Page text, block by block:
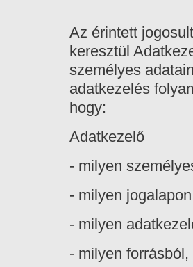
Az érintett
keresztül
személyes
adatkezelés
hogy:
Adatkezelő
- milyen
- milyen
- milyen
- milyen